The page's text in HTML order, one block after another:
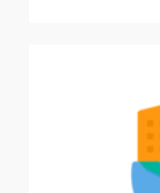
様々な業界の​